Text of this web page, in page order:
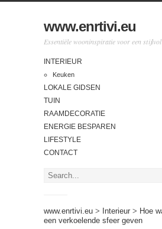
www.enrtivi.eu
Essentiële wooninspiratie voor een
INTERIEUR
Keuken
LOKALE GIDSEN
TUIN
RAAMDECORATIE
ENERGIE BESPAREN
LIFESTYLE
CONTACT
www.enrtivi.eu > Interieur > Hoe
een verkoelende sfeer geven